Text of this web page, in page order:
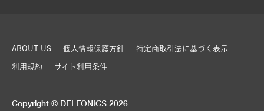
ABOUT US 個人情報保護方針 特定商取引法に基づく表示
利用規約 サイト利用条件
Copyright © DELFONICS 2026